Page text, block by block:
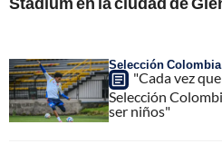
Selección Colombia
"Cada vez
Selección
ser niños"